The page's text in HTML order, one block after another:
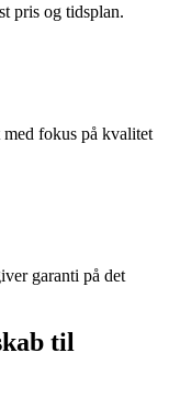
pris og tidsplan.
med fokus på kvalitet
garanti på det
til